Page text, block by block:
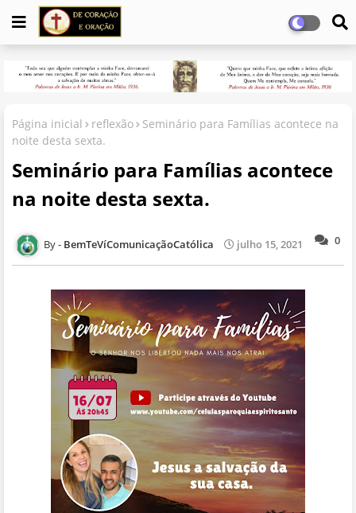
Página inicial reflexão
Seminário para Famílias acontece na
noite desta sexta.
Seminário para Famílias acontece
na noite desta sexta.
0
BemTeVíComunicaçãoCatólica julho 15, 2021